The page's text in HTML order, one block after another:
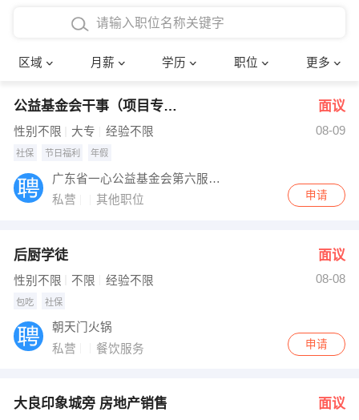
区域 月薪 学历 职位 更多
4000-5000元
8000-12000元
12000-20000元
其他
博士
文员
财务会计
超市零售
快递员
收银员
水电/机修
确定
公益基金会干事（项目专员） 面议
性别不限 大专 经验不限 08-09
社保 节日福利 年假
广东省一心公益基金会第六服务队
私营
其他职位 申请
后厨学徒 面议
性别不限 不限 经验不限 08-08
包吃 社保
朝天门火锅
私营
餐饮服务 申请
大良印象城旁 房地产销售 面议